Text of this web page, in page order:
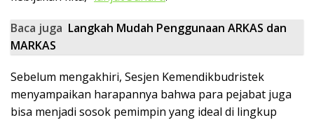
Baca juga Langkah Mudah Penggunaan ARKAS dan
MARKAS
Sebelum mengakhiri, Sesjen Kemendikbudristek
menyampaikan harapannya bahwa para pejabat juga
bisa menjadi sosok pemimpin yang ideal di lingkup